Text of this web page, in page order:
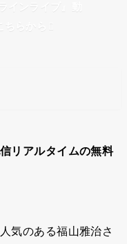
インライブ』動
ちらから
リアルタイムの無料
気のある福山雅治さ